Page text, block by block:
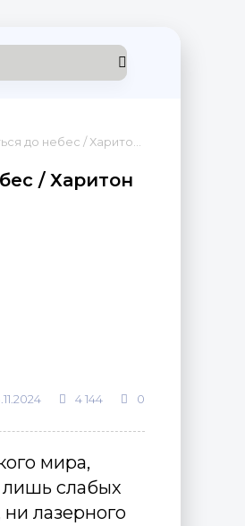
Мамбурин, Cyberdawn (3)
/ Харитон
4 144 0
мира,
лишь слабых
лазерного